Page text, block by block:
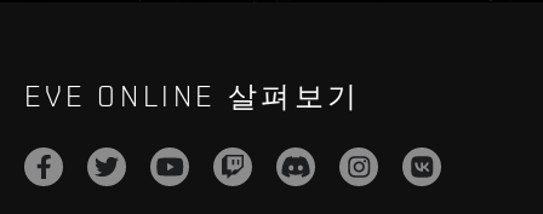
EVE ONLINE 살펴보기